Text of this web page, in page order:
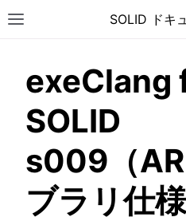
Toggle site navigation
SOLID ドキ
exeClang
SOLID
s009（
ブラリ仕様